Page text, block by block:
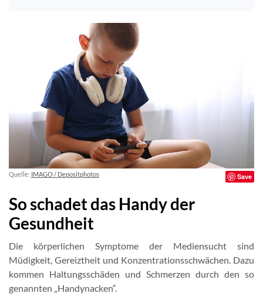
Quelle: IMAGO / Depositphotos Save
So schadet das Handy der
Gesundheit
Die körperlichen Symptome der Mediensucht sind
Müdigkeit, Gereiztheit und Konzentrationsschwächen. Dazu
kommen Haltungsschäden und Schmerzen durch den so
genannten „Handynacken“.